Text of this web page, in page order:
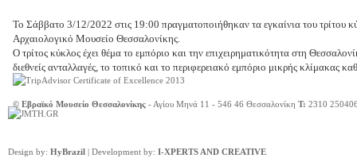
Το Σάββατο 3/12/2022 στις 19:00 πραγματοποιήθηκαν τα εγκαίνια του τρίτου
Αρχαιολογικό Μουσείο Θεσσαλονίκης.
Ο τρίτος κύκλος έχει θέμα το εμπόριο και την επιχειρηματικότητα στη
διεθνείς ανταλλαγές, το τοπικό και το περιφερειακό εμπόριο μικρής κλίμακας
© Εβραϊκό Μουσείο Θεσσαλονίκης - Αγίου Μηνά 11 - 546 46 Θεσσαλονίκη Τ: 2310
Design by: HyBrazil | Development by: I-XPERTS AND CREATIVE